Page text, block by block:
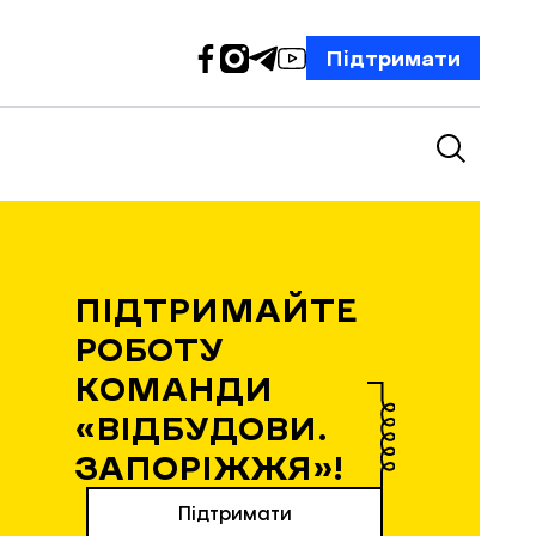
Підтримати
ПІДТРИМАЙТЕ
РОБОТУ
КОМАНДИ
«ВІДБУДОВИ.
ЗАПОРІЖЖЯ»!
Підтримати